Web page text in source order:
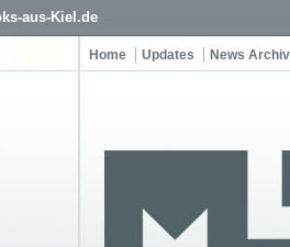
aus-Kiel.de
Home Updates News Archiv